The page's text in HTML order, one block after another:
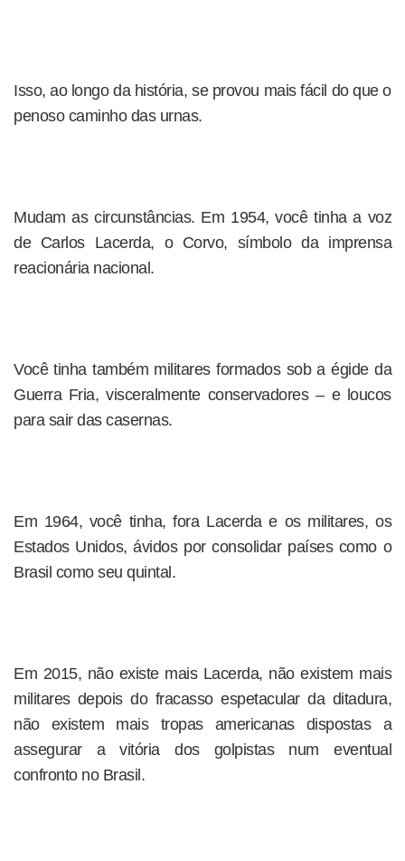
Isso, ao longo da história, se provou mais fácil do que o
penoso caminho das urnas.
Mudam as circunstâncias. Em 1954, você tinha a voz
de Carlos Lacerda, o Corvo, símbolo da imprensa
reacionária nacional.
Você tinha também militares formados sob a égide da
Guerra Fria, visceralmente conservadores – e loucos
para sair das casernas.
Em 1964, você tinha, fora Lacerda e os militares, os
Estados Unidos, ávidos por consolidar países como o
Brasil como seu quintal.
Em 2015, não existe mais Lacerda, não existem mais
militares depois do fracasso espetacular da ditadura,
não existem mais tropas americanas dispostas a
assegurar a vitória dos golpistas num eventual
confronto no Brasil.